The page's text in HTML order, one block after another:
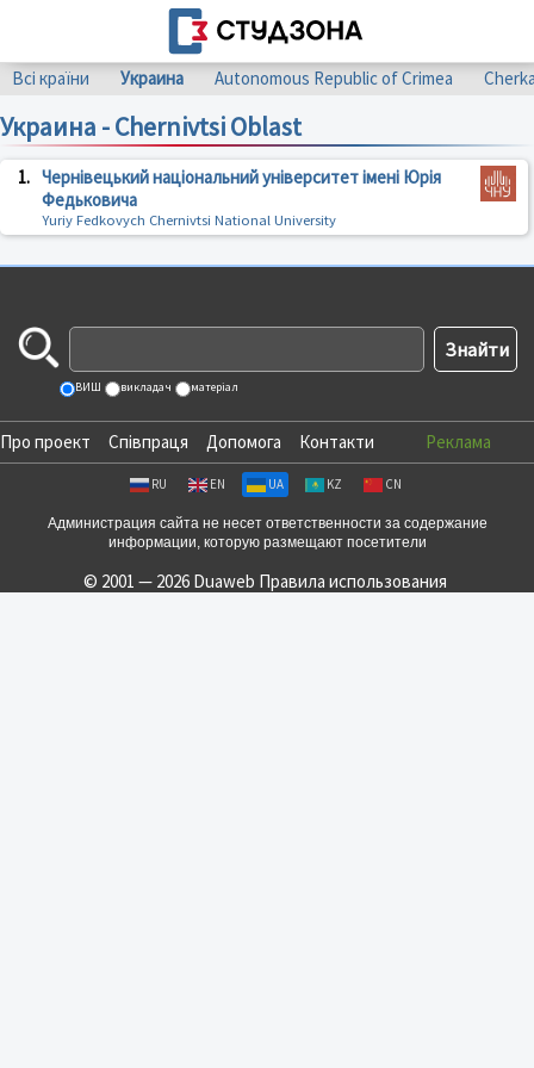
Всі країни Украина Autonomous Republic of Crimea
Украина - Chernivtsi Oblast
1. Чернівецький національний університет імені Юрія
Федьковича
Yuriy Fedkovych Chernivtsi National University
ВИШ викладач матеріал
Про проект Співпраця Допомога Контакти Реклама
RU EN UA KZ CN
Администрация сайта не несет ответственности за содержание
информации, которую размещают посетители
© 2001 — 2026 Duaweb Правила использования